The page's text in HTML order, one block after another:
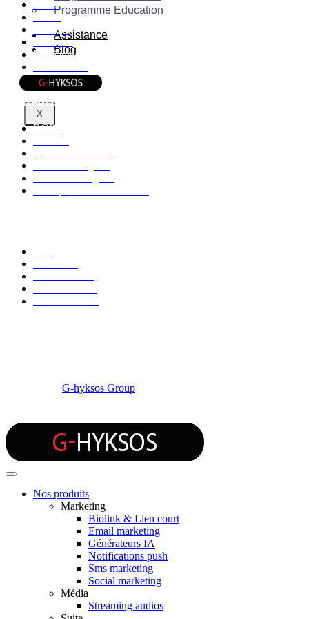
Programme Education
Assistance
Blog
X
Outils
Média
A-shopz
Marketing
Etudiants
Entreprise
RGPD
G-hyksos Group
Nos produits
Marketing
Biolink & Lien court
Email marketing
Générateurs IA
Notifications push
Sms marketing
Social marketing
Média
Streaming audios